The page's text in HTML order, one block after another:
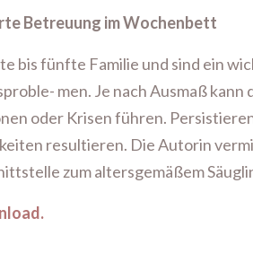
Betreuung im Wochenbett
fünfte Familie und sind ein
men. Je nach Ausmaß
oder Krisen führen.
resultieren. Die Autorin
zum altersgemäßem